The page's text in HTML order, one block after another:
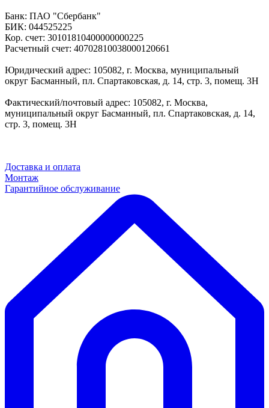
Банк: ПАО "Сбербанк"
БИК: 044525225
Кор. счет: 30101810400000000225
Расчетный счет: 40702810038000120661
Юридический адрес: 105082, г. Москва, муниципальный
округ Басманный, пл. Спартаковская, д. 14, стр. 3, помещ. 3Н
Фактический/почтовый адрес: 105082, г. Москва,
муниципальный округ Басманный, пл. Спартаковская, д. 14,
стр. 3, помещ. 3Н
Доставка и оплата
Монтаж
Гарантийное обслуживание